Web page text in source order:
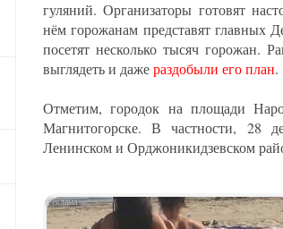
гуляний. Организаторы готовят
нём горожанам представят главных
посетят несколько тысяч горожан.
выглядеть и дажераздобыли его план.
Отметим, городок на площади
Магнитогорске. В частности, 28
Ленинском и Орджоникидзевском